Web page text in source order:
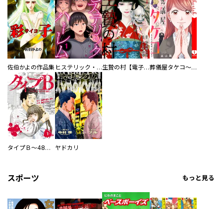
佐伯かよの作品集 ヒステリック・ハーレム～搾られる男と堕ちる女～【電子単行本版】 生贄の村【電子単行本版】 葬儀屋タケコ～あなたの最期、叶えます【電子単行本版】
タイプＢ～48時間後、致死率100％～【単話】 ヤドカリ
スポーツ もっと見る